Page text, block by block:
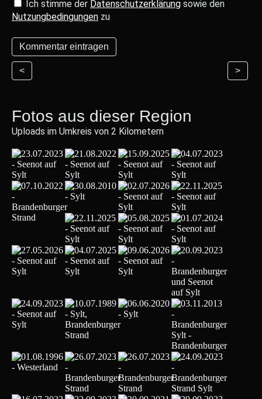
Ich stimme der Datenschutzerklärung sowie den
Nutzungbedingungen zu
< >
Fotos aus dieser Region
Uploads im Umkreis von 2 Kilometern